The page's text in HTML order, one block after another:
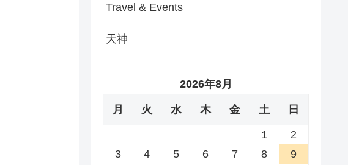
Travel & Events
天神
2026年8月
月 火 水 木 金 土 日
1
2
3
4 5 6 7 8
9